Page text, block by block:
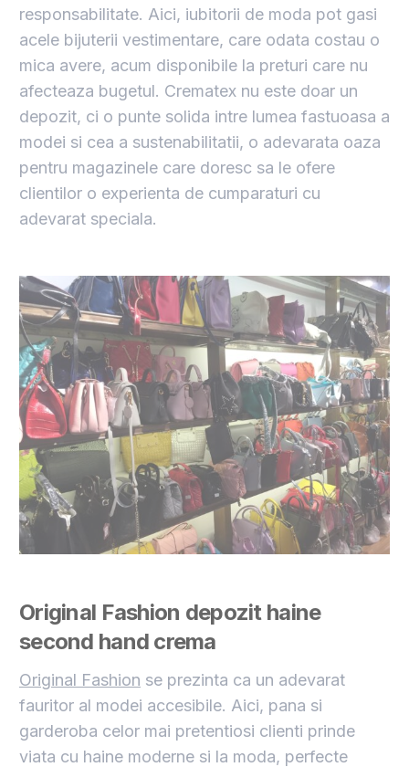
responsabilitate. Aici, iubitorii de moda pot gasi
acele bijuterii vestimentare, care odata costau o
mica avere, acum disponibile la preturi care nu
afecteaza bugetul. Crematex nu este doar un
depozit, ci o punte solida intre lumea fastuoasa a
modei si cea a sustenabilitatii, o adevarata oaza
pentru magazinele care doresc sa le ofere
clientilor o experienta de cumparaturi cu
adevarat speciala.
Original Fashion depozit haine
second hand crema
Original Fashion se prezinta ca un adevarat
fauritor al modei accesibile. Aici, pana si
garderoba celor mai pretentiosi clienti prinde
viata cu haine moderne si la moda, perfecte